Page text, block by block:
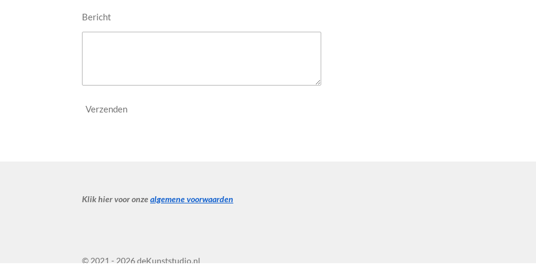
Bericht
Verzenden
Klik hier voor onzealgemene voorwaarden
© 2021 - 2026 deKunststudio.nl